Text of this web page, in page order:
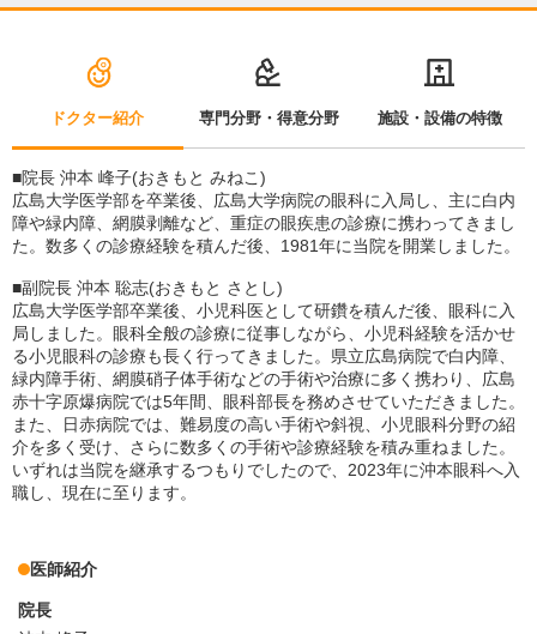
ドクター紹介 専門分野・得意分野 施設・設備の特徴
■院長 沖本 峰子(おきもと みねこ)
広島大学医学部を卒業後、広島大学病院の眼科に入局し、主に白内
障や緑内障、網膜剥離など、重症の眼疾患の診療に携わってきまし
た。数多くの診療経験を積んだ後、1981年に当院を開業しました。
■副院長 沖本 聡志(おきもと さとし)
広島大学医学部卒業後、小児科医として研鑽を積んだ後、眼科に入
局しました。眼科全般の診療に従事しながら、小児科経験を活かせ
る小児眼科の診療も長く行ってきました。県立広島病院で白内障、
緑内障手術、網膜硝子体手術などの手術や治療に多く携わり、広島
赤十字原爆病院では5年間、眼科部長を務めさせていただきました。
また、日赤病院では、難易度の高い手術や斜視、小児眼科分野の紹
介を多く受け、さらに数多くの手術や診療経験を積み重ねました。
いずれは当院を継承するつもりでしたので、2023年に沖本眼科へ入
職し、現在に至ります。
医師紹介
院長